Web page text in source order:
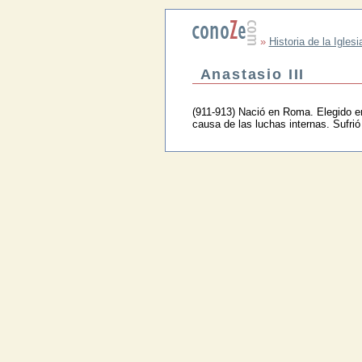
» Historia de la
Anastasio III
(911-913) Nació en Roma. Elegido
causa de las luchas internas.